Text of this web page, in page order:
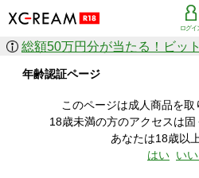
ログイ
作品を探す
ジャンル
人気のセール中商品
すべての作品から探す
年齢認証ページ
このページは成人商品を取
18歳未満の方のアクセスは固
あなたは18歳以
はい いい